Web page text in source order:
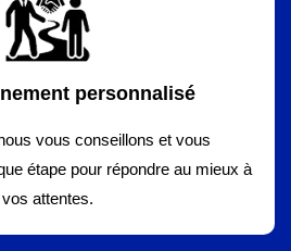
personnalisé
vous conseillons et vous
étape pour répondre au mieux à
vos attentes.